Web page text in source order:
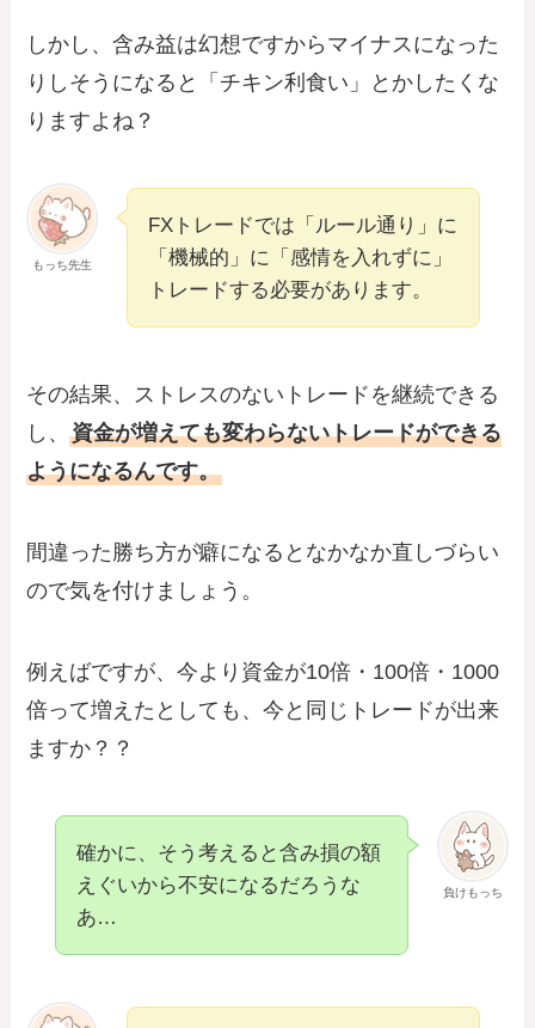
しかし、含み益は幻想ですからマイナスになった
りしそうになると「チキン利食い」とかしたくな
りますよね？
もっち先生
FXトレードでは「ルール通り」に
「機械的」に「感情を入れずに」
トレードする必要があります。
その結果、ストレスのないトレードを継続できる
し、資金が増えても変わらないトレードができる
ようになるんです。
間違った勝ち方が癖になるとなかなか直しづらい
ので気を付けましょう。
例えばですが、今より資金が10倍・100倍・1000
倍って増えたとしても、今と同じトレードが出来
ますか？？
負けもっち
確かに、そう考えると含み損の額
えぐいから不安になるだろうな
あ…